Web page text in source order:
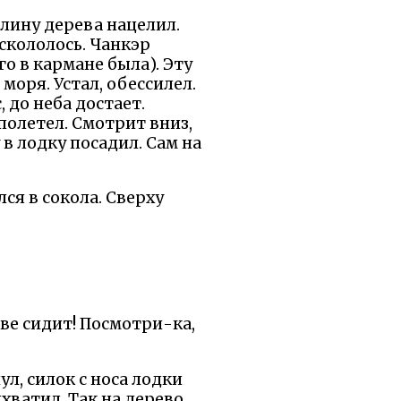
дерева нацелил.
Чанкэр
в кармане была). Эту
Устал, обессилел.
неба достает.
Смотрит вниз,
лодку посадил. Сам на
в сокола. Сверху
сидит! Посмотри-ка,
силок с носа лодки